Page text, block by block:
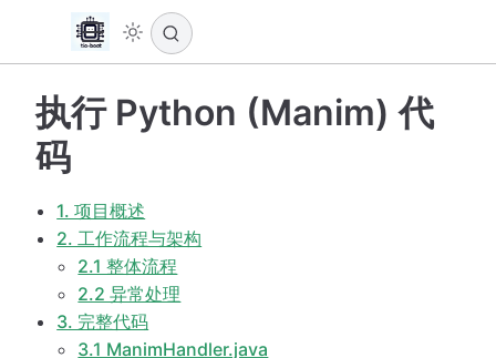
执行 Python (Manim) 代
码
1. 项目概述
2. 工作流程与架构
2.1 整体流程
2.2 异常处理
3. 完整代码
3.1 ManimHandler.java